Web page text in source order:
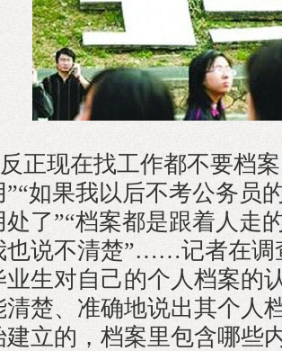
正现在找工作都不要档
”“如果我以后不考公务员
处了”“档案都是跟着人走
也说不清楚”……记者在调
业生对自己的个人档案的
清楚、准确地说出其个人
建立的，档案里包含哪些